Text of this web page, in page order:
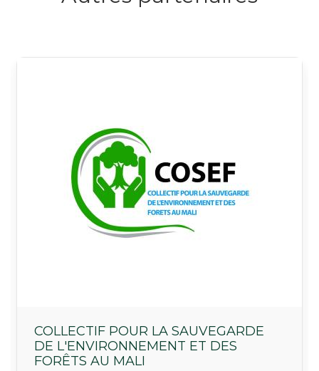
COLLECTIF POUR LA SAUVEGARDE
DE L'ENVIRONNEMENT ET DES
FORÊTS AU MALI